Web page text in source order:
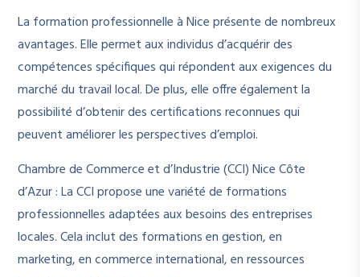
La formation professionnelle à Nice présente de nombreux
avantages. Elle permet aux individus d’acquérir des
compétences spécifiques qui répondent aux exigences du
marché du travail local. De plus, elle offre également la
possibilité d’obtenir des certifications reconnues qui
peuvent améliorer les perspectives d’emploi.
Chambre de Commerce et d’Industrie (CCI) Nice Côte
d’Azur : La CCI propose une variété de formations
professionnelles adaptées aux besoins des entreprises
locales. Cela inclut des formations en gestion, en
marketing, en commerce international, en ressources